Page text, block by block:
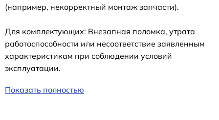
(например, некорректный монтаж запчасти).
Для комплектующих: Внезапная поломка, утрата
работоспособности или несоответствие заявленным
характеристикам при соблюдении условий
эксплуатации.
Показать полностью